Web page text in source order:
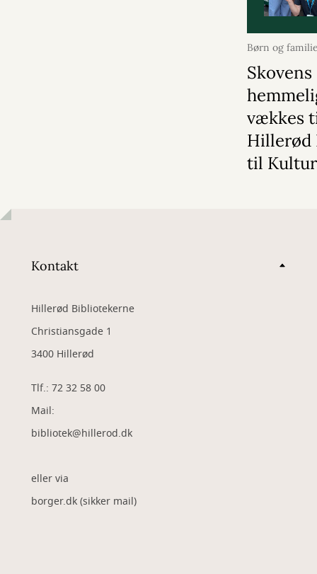
Børn og
2026
Skovens
vækkes
Hillerød
til
Kontakt
Hillerød Bibliotekerne
Christiansgade 1
3400 Hillerød
Tlf.: 72 32 58 00
Mail:
bibliotek@hillerod.dk
eller via
borger.dk (sikker mail)